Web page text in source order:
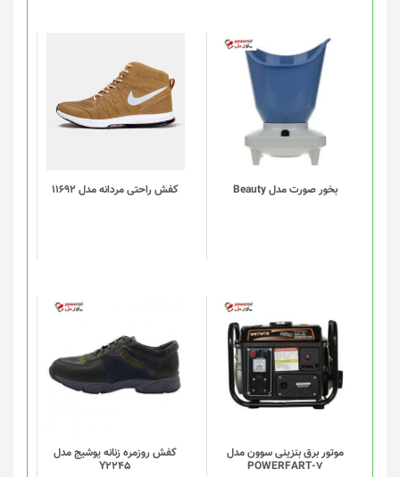
بخور صورت مدل Beauty کفش راحتی مردانه مدل 11692
محصول
دارای
انواع
مختلفی
گزینه
محصول
شوند
موتور برق بنزینی سوون مدل
POWERFART-7
کفش روزمره زنانه یوشیج مدل
Y2245